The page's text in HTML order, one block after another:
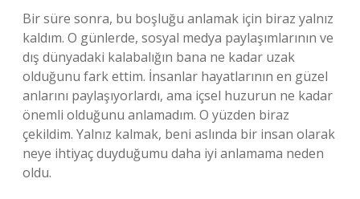
Bir süre sonra, bu boşluğu anlamak için biraz yalnız
kaldım. O günlerde, sosyal medya paylaşımlarının ve
dış dünyadaki kalabalığın bana ne kadar uzak
olduğunu fark ettim. İnsanlar hayatlarının en güzel
anlarını paylaşıyorlardı, ama içsel huzurun ne kadar
önemli olduğunu anlamadım. O yüzden biraz
çekildim. Yalnız kalmak, beni aslında bir insan olarak
neye ihtiyaç duyduğumu daha iyi anlamama neden
oldu.